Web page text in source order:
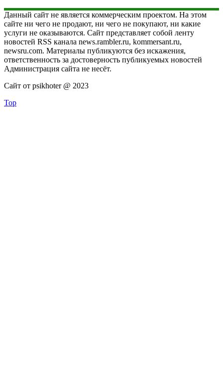
Данный сайт не является коммерческим проектом. На этом
сайте ни чего не продают, ни чего не покупают, ни какие
услуги не оказываются. Сайт представляет собой ленту
новостей RSS канала news.rambler.ru, kommersant.ru,
newsru.com. Материалы публикуются без искажения,
ответственность за достоверность публикуемых новостей
Администрация сайта не несёт.
Сайт от psikhoter @ 2023
Top